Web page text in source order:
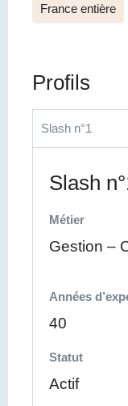
France entière
Profils
Slash n°1
Slash
Métier
Gestion –
Années
40
Statut
Actif